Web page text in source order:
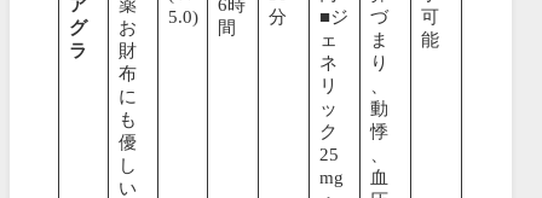
ア
グ
ラ
薬
お
財
布
に
も
優
し
い
5.0)
6時
間
分
■ジ
ェ
ネ
リ
ッ
ク
25
mg
づ
ま
り
動
悸
血
可
能